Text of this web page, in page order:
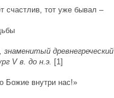
счастлив, тот уже бывал –
знаменитый древнегреческий
V в. до н.э. [1]
Божие внутри нас!»